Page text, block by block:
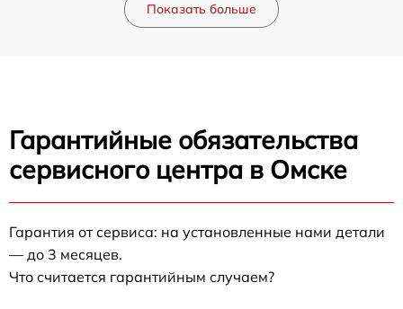
Показать больше
Гарантийные обязательства
сервисного центра в Омске
Гарантия от сервиса: на установленные нами детали
— до 3 месяцев.
Что считается гарантийным случаем?